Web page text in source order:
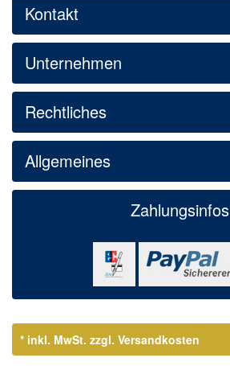
Kontakt
Unternehmen
Rechtliches
Allgemeines
Zahlungsinfos
* inkl. MwSt. zzgl. Versandkosten